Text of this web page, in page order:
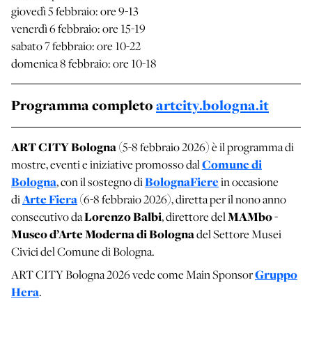
giovedì 5 febbraio: ore 9-13
venerdì 6 febbraio: ore 15-19
sabato 7 febbraio: ore 10-22
domenica 8 febbraio: ore 10-18
Programma completoartcity.bologna.it
ART CITY Bologna(5-8 febbraio 2026) è il programma di
mostre, eventi e iniziative promosso dalComune di
Bologna, con il sostegno diBolognaFierein occasione
diArte Fiera(6-8 febbraio 2026), diretta per il nono anno
consecutivo daLorenzo Balbi, direttore delMAMbo -
Museo d’Arte Moderna di Bolognadel Settore Musei
Civici del Comune di Bologna.
ART CITY Bologna 2026 vede come Main SponsorGruppo
Hera.